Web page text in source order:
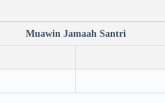
Muawin Jamaah Santri